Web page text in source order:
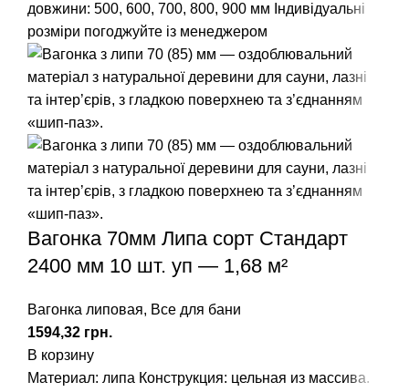
довжини: 500, 600, 700, 800, 900 мм Індивідуальні
розміри погоджуйте із менеджером
Вагонка 70мм Липа сорт Стандарт
2400 мм 10 шт. уп — 1,68 м²
Вагонка липовая, Все для бани
грн.
В корзину
Материал: липа Конструкция: цельная из массива.